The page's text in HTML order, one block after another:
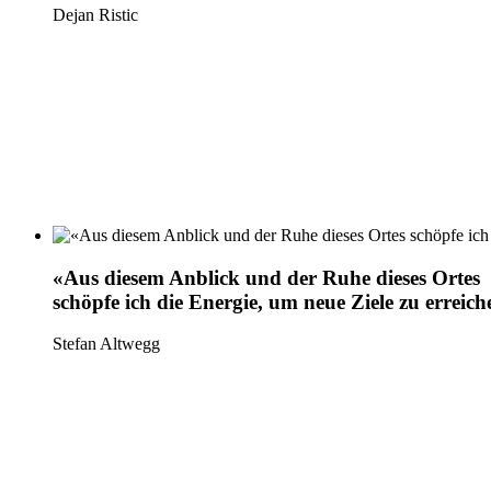
Dejan Ristic
«Aus diesem Anblick und der Ruhe dieses Ortes
schöpfe ich die Energie, um neue Ziele zu
Stefan Altwegg